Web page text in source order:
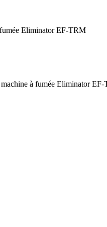
Eliminator EF-TRM
à fumée Eliminator